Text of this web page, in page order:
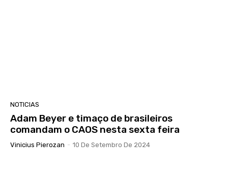
NOTICIAS
Adam Beyer e timaço de brasileiros
comandam o CAOS nesta sexta feira
Vinicius Pierozan - 10 De Setembro De 2024